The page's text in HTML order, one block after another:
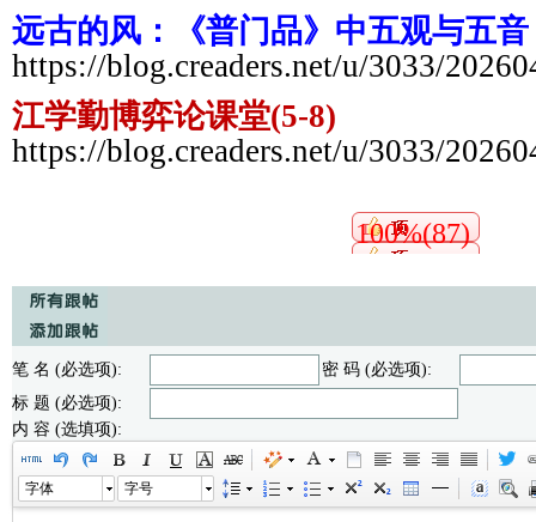
远古的风：《普门品》中五观与五
https://blog.creaders.net/u/3033/
江学勤博弈论课堂(5-8)
https://blog.creaders.net/u/3033/
100%(87)
笔 名 (必选项):
密 码 (必选项):
标 题 (必选项):
内 容 (选填项):
字体 字号